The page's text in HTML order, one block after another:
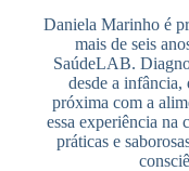
Daniela Marinho é
mais de seis
SaúdeLAB.
desde a infância,
próxima com a
essa experiência na
práticas e